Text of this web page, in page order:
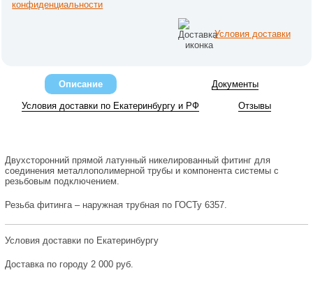
конфиденциальности
Условия доставки
Описание Документы
Условия доставки по Екатеринбургу и РФ Отзывы
Двухсторонний прямой латунный никелированный фитинг для
соединения металлополимерной трубы и компонента системы с
резьбовым подключением.
Резьба фитинга – наружная трубная по ГОСТу 6357.
Условия доставки по Екатеринбургу
Доставка по городу 2 000 руб.